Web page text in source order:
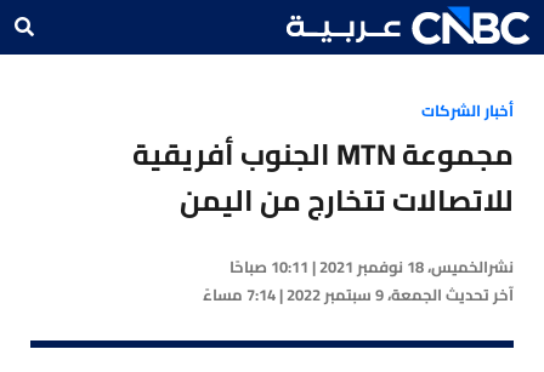
أخبار الشركات
مجموعة MTN الجنوب أفريقية
للاتصالات تتخارج من اليمن
نشرالخميس، 18 نوفمبر 2021 | 10:11 صباحًا
آخر تحديثالجمعة، 9 سبتمبر 2022 | 7:14 مساءً